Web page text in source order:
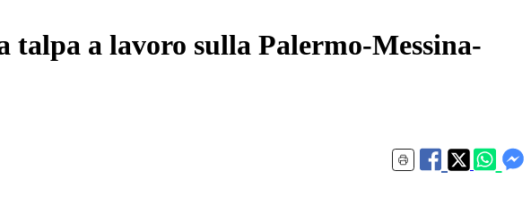
talpa a lavoro sulla Palermo-Messina-